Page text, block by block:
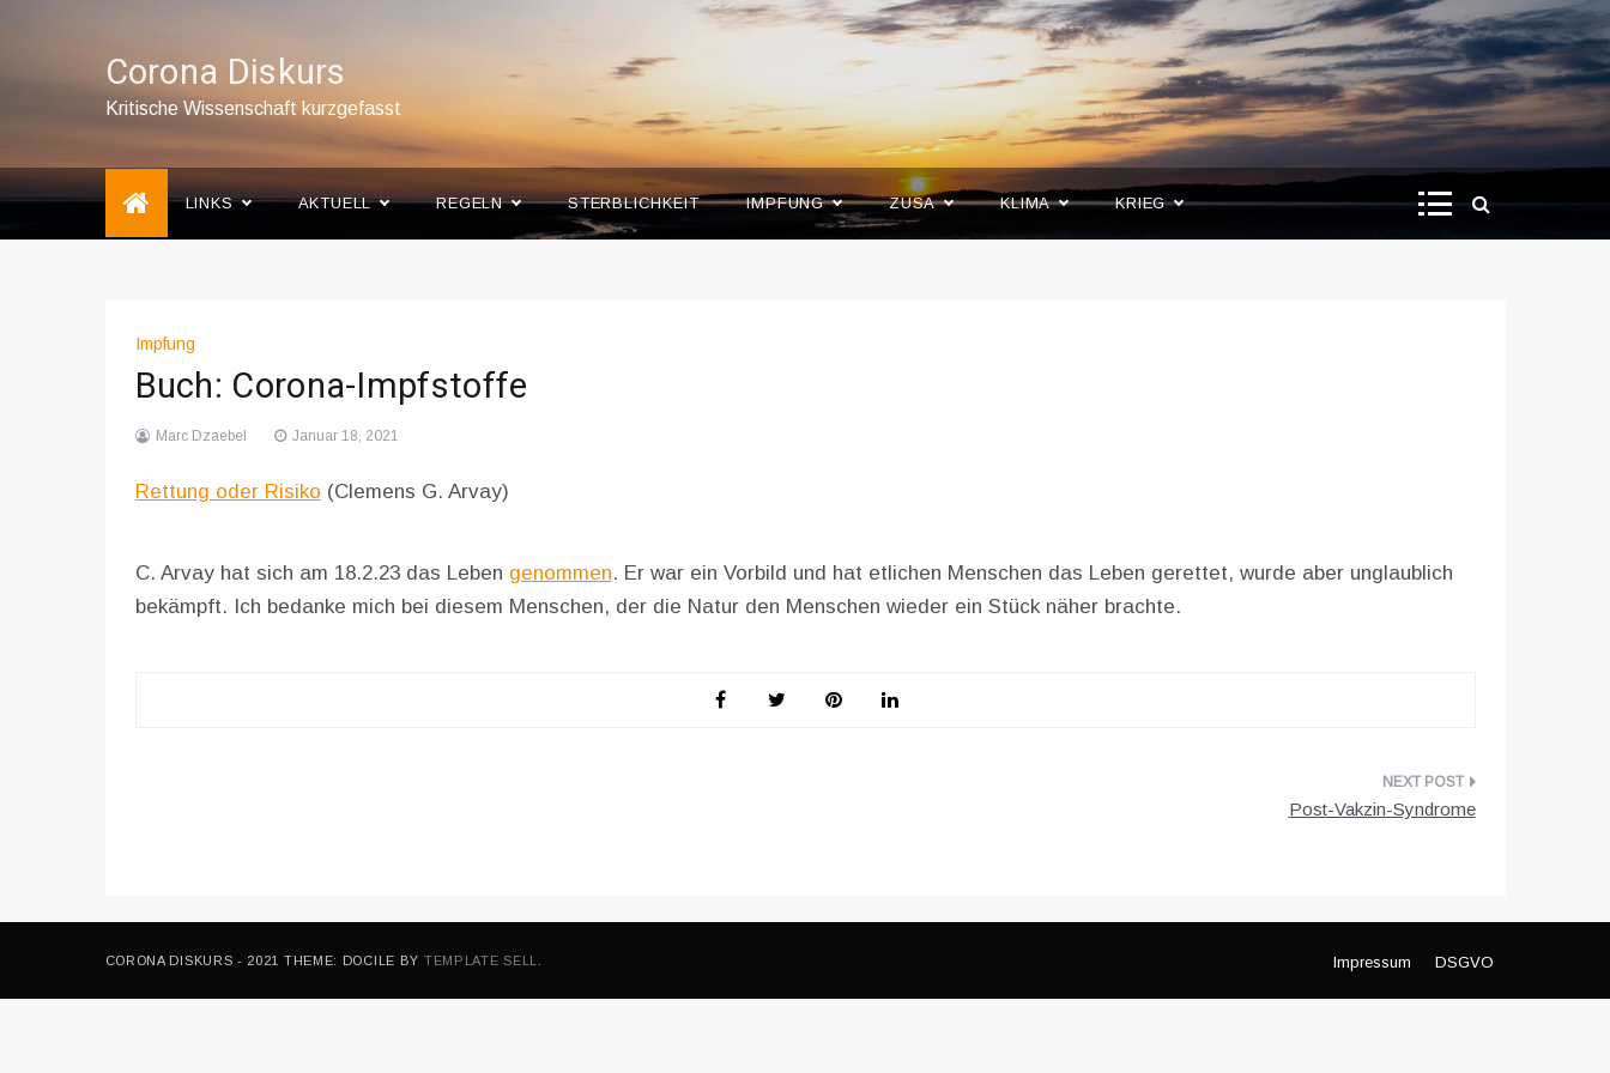
Corona Diskurs
Kritische Wissenschaft kurzgefasst
LINKS AKTUELL REGELN STERBLICHKEIT IMPFUNG ZUSA KLIMA KRIEG
Impfung
Buch: Corona-Impfstoffe
Marc Dzaebel Januar 18, 2021
Rettung oder Risiko (Clemens G. Arvay)
C. Arvay hat sich am 18.2.23 das Leben genommen. Er war ein Vorbild und hat etlichen Menschen das Leben gerettet, wurde aber unglaublich
bekämpft. Ich bedanke mich bei diesem Menschen, der die Natur den Menschen wieder ein Stück näher brachte.
Post-Vakzin-Syndrome
CORONA DISKURS - 2021 THEME: DOCILE BY TEMPLATE SELL Impressum DSGVO